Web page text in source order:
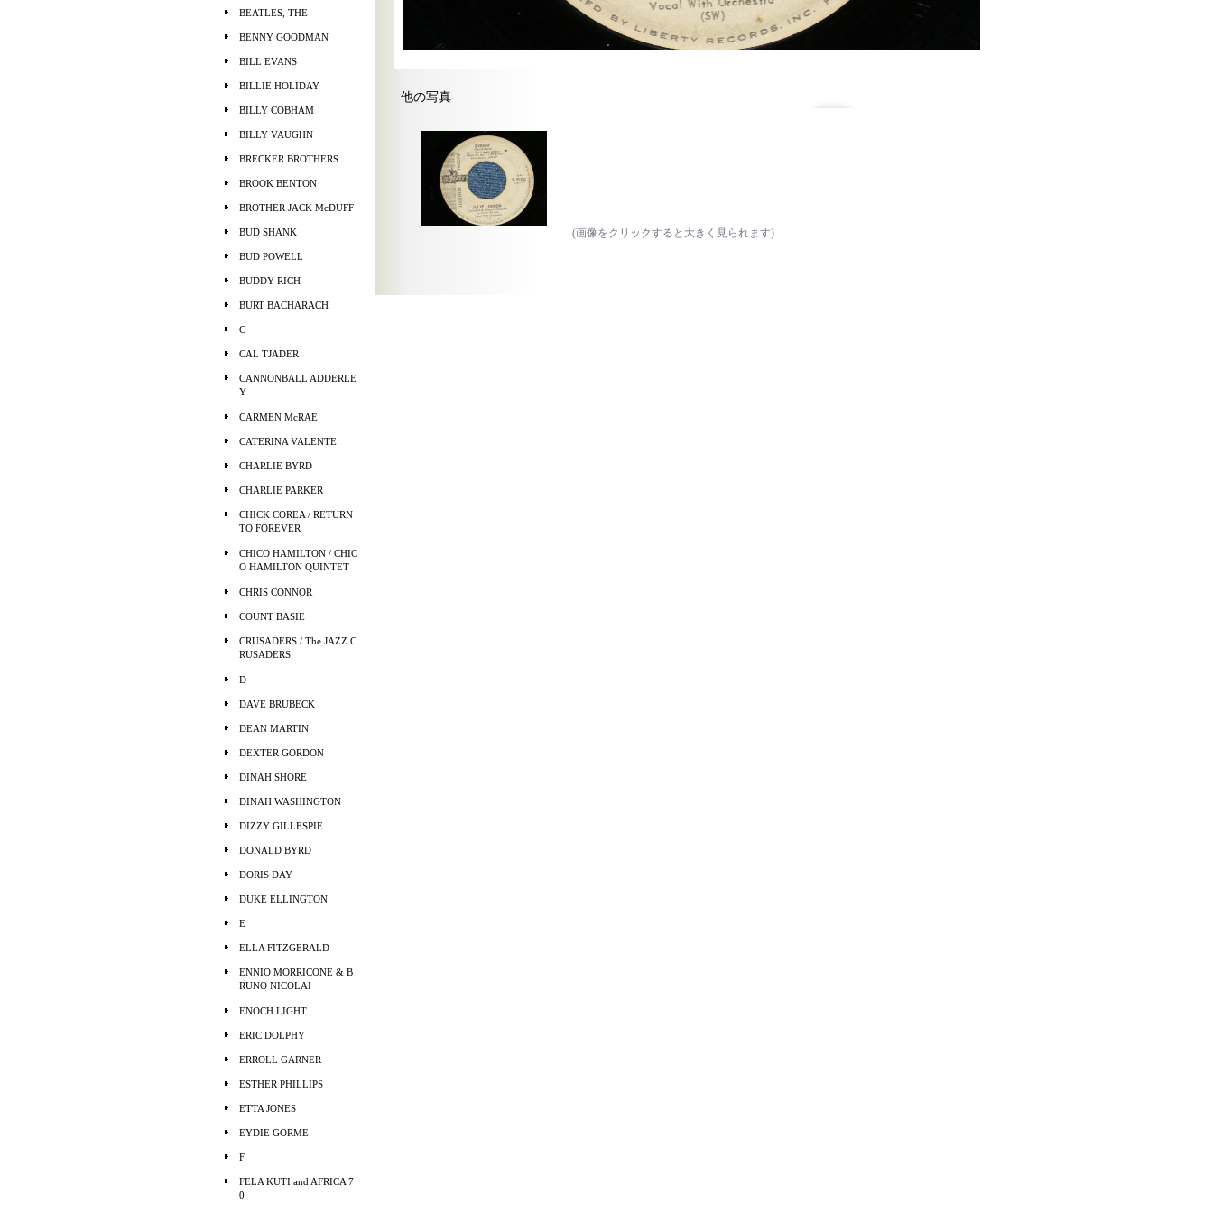
BEATLES, THE
BENNY GOODMAN
BILL EVANS
BILLIE HOLIDAY
BILLY COBHAM
BILLY VAUGHN
BRECKER BROTHERS
BROOK BENTON
BROTHER JACK McDUFF
BUD SHANK
BUD POWELL
BUDDY RICH
BURT BACHARACH
C
CAL TJADER
CANNONBALL ADDERLE
Y
CARMEN McRAE
CATERINA VALENTE
CHARLIE BYRD
CHARLIE PARKER
CHICK COREA / RETURN
TO FOREVER
CHICO HAMILTON / CHIC
O HAMILTON QUINTET
CHRIS CONNOR
COUNT BASIE
CRUSADERS / The JAZZ C
RUSADERS
D
DAVE BRUBECK
DEAN MARTIN
DEXTER GORDON
DINAH SHORE
DINAH WASHINGTON
DIZZY GILLESPIE
DONALD BYRD
DORIS DAY
DUKE ELLINGTON
E
ELLA FITZGERALD
ENNIO MORRICONE & B
RUNO NICOLAI
ENOCH LIGHT
ERIC DOLPHY
ERROLL GARNER
ESTHER PHILLIPS
ETTA JONES
EYDIE GORME
F
FELA KUTI and AFRICA 7
0
他の写真
(画像をクリックすると大きく見られます)